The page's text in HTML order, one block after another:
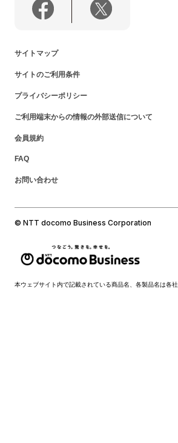
サイトマップ
サイトのご利用条件
プライバシーポリシー
ご利用端末からの情報の外部送信について
会員規約
FAQ
お問い合わせ
© NTT docomo Business Corporation
本ウェブサイト内で記載されている商品名、各製品名は各